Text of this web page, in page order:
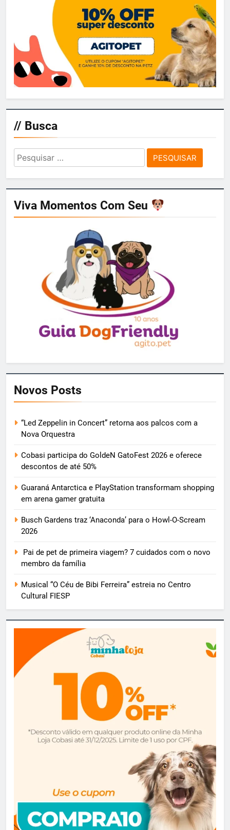
// Busca
Pesquisar
por:
Viva Momentos Com Seu
Novos Posts
“Led Zeppelin in Concert” retorna aos palcos com a
Nova Orquestra
Cobasi participa do GoldeN GatoFest 2026 e oferece
descontos de até 50%
Guaraná Antarctica e PlayStation transformam shopping
em arena gamer gratuita
Busch Gardens traz ‘Anaconda’ para o Howl-O-Scream
2026
Pai de pet de primeira viagem? 7 cuidados com o novo
membro da família
Musical “O Céu de Bibi Ferreira” estreia no Centro
Cultural FIESP